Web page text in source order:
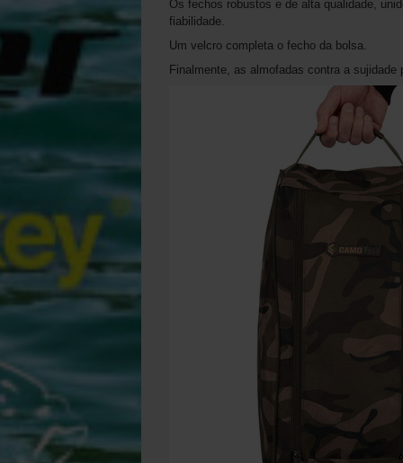
Os fechos robustos e de alta qualidade,
fiabilidade.
Um velcro completa o fecho da bolsa.
Finalmente, as almofadas contra a